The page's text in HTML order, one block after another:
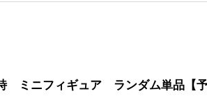
ミニフィギュア ランダム単品【予